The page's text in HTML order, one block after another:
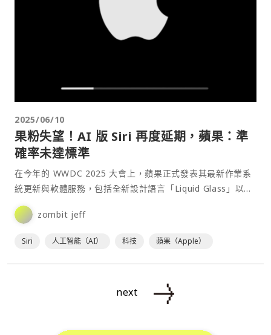
2025/06/10
果粉失望！AI 版 Siri 再度延期，蘋果：準
確率未達標準
在今年的 WWDC 2025 大會上，蘋果正式發表其最新作業系
統更新與軟體服務，包括全新設計語言「Liquid Glass」以及
重新命名的系統命名方式。不過，外界最⋯
zombit jeff
Siri 人工智能（AI） 科技 蘋果（Apple）
next